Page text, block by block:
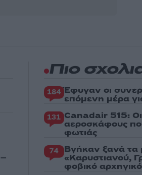
Πιο
184 Έφυγαν οι
επόμενη μέρα
131 Canadair 515:
αεροσκάφους
φωτιάς
74 Βγήκαν ξανά τα
«Καρυστιανού,
φοβικό